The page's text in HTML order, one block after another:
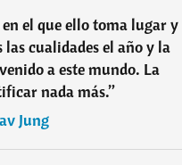
el que ello toma lugar y
cualidades el año y la
a este mundo. La
nada más.”
Jung